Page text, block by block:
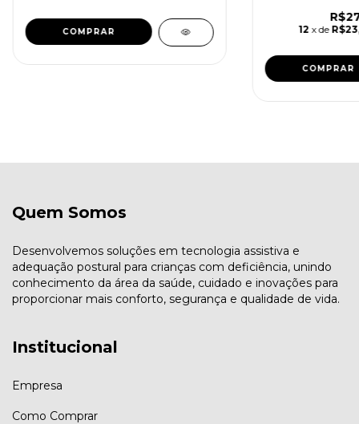
12 x de
Quem Somos
Desenvolvemos soluções em tecnologia assistiva e
adequação postural para crianças com deficiência, unindo
conhecimento da área da saúde, cuidado e inovações para
proporcionar mais conforto, segurança e qualidade de vida.
Institucional
Empresa
Como Comprar